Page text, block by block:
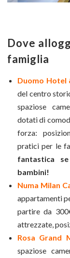
Dove
famiglia
Duomo Hotel
del centro
spaziose
dotati di
forza:
pratici per le
fantastica
bambini!
Numa Milan
appartamenti
partire da
attrezzate,
Rosa Grand
spaziose